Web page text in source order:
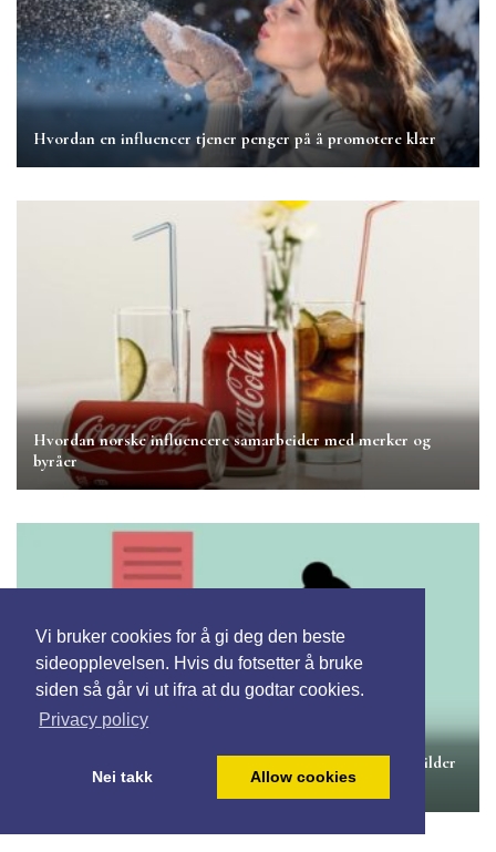
Vi bruker cookies for å gi deg den beste
sideopplevelsen. Hvis du fotsetter å bruke
siden så går vi ut ifra at du godtar cookies.
Privacy policy
Nei takk Allow cookies
Hvordan en influencer tjener penger på å promotere klær
Hvordan norske influencere samarbeider med merker og
byråer
Hvordan influencere kan tjene penger på flere inntektskilder